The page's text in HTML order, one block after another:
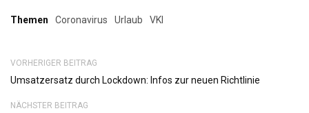
Themen Coronavirus Urlaub VKI
VORHERIGER BEITRAG
Umsatzersatz durch Lockdown: Infos zur neuen Richtlinie
NÄCHSTER BEITRAG